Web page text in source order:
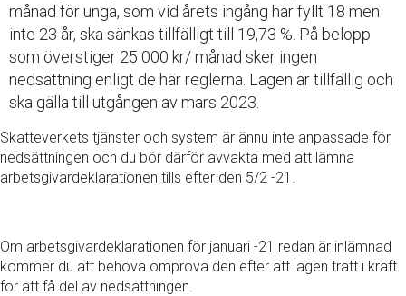
månad för unga, som vid årets ingång har fyllt 18 men
inte 23 år, ska sänkas tillfälligt till 19,73 %. På belopp
som överstiger 25 000 kr/ månad sker ingen
nedsättning enligt de här reglerna. Lagen är tillfällig och
ska gälla till utgången av mars 2023.
Skatteverkets tjänster och system är ännu inte anpassade för
nedsättningen och du bör därför avvakta med att lämna
arbetsgivardeklarationen tills efter den 5/2 -21.
Om arbetsgivardeklarationen för januari -21 redan är inlämnad
kommer du att behöva ompröva den efter att lagen trätt i kraft
för att få del av nedsättningen.